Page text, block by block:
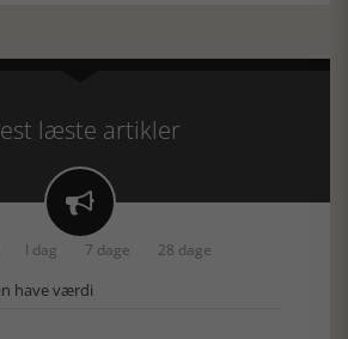
læste artikler

I dag 7 dage 28 dage
have værdi